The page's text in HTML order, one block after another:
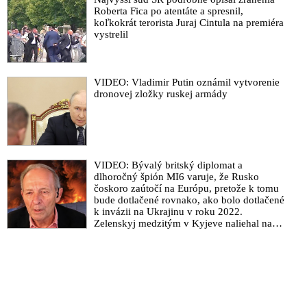
Roberta Fica po atentáte a spresnil,
koľkokrát terorista Juraj Cintula na premiéra
vystrelil
VIDEO: Vladimir Putin oznámil vytvorenie
dronovej zložky ruskej armády
VIDEO: Bývalý britský diplomat a
dlhoročný špión MI6 varuje, že Rusko
čoskoro zaútočí na Európu, pretože k tomu
bude dotlačené rovnako, ako bolo dotlačené
k invázii na Ukrajinu v roku 2022.
Zelenskyj medzitým v Kyjeve naliehal na